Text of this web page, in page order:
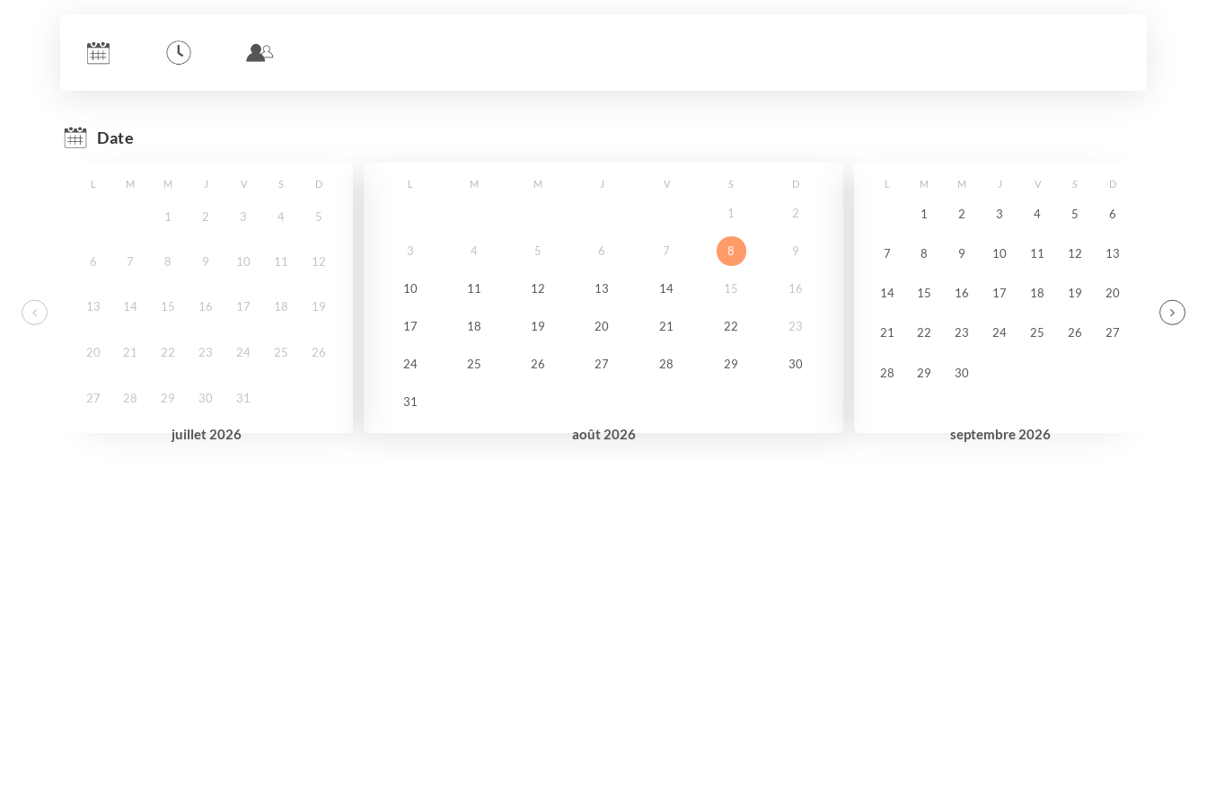
Date
juillet 2026
L M M J V S D
1 2 3 4 5
6 7 8 9 10 11 12
13 14 15 16 17 18 19
20 21 22 23 24 25 26
27 28 29 30 31
août 2026
L M M J V S D
1 2
3 4 5 6 7 8 9
10 11 12 13 14 15 16
17 18 19 20 21 22 23
24 25 26 27 28 29 30
31
septembre 2026
L M M J V S D
1 2 3 4 5 6
7 8 9 10 11 12 13
14 15 16 17 18 19 20
21 22 23 24 25 26 27
28 29 30